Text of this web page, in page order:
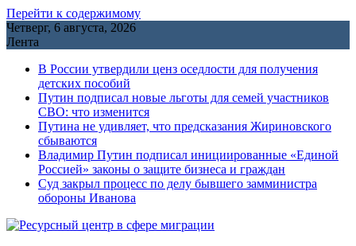
Перейти к содержимому
Четверг, 6 августа, 2026
Лента
В России утвердили ценз оседлости для получения
детских пособий
Путин подписал новые льготы для семей участников
СВО: что изменится
Путина не удивляет, что предсказания Жириновского
сбываются
Владимир Путин подписал инициированные «Единой
Россией» законы о защите бизнеса и граждан
Cуд закрыл процесс по делу бывшего замминистра
обороны Иванова